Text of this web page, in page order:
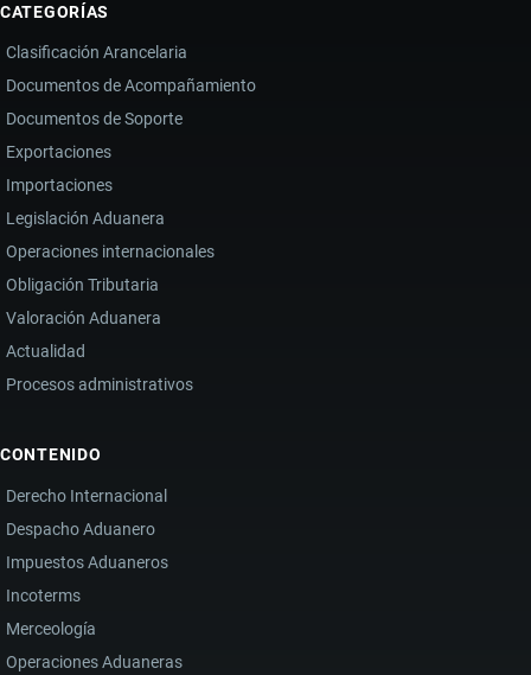
CATEGORÍAS
Clasificación Arancelaria
Documentos de Acompañamiento
Documentos de Soporte
Exportaciones
Importaciones
Legislación Aduanera
Operaciones internacionales
Obligación Tributaria
Valoración Aduanera
Actualidad
Procesos administrativos
CONTENIDO
Derecho Internacional
Despacho Aduanero
Impuestos Aduaneros
Incoterms
Merceología
Operaciones Aduaneras